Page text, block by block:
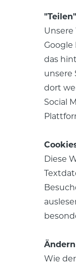
das
unsere
dort
Social
Diese
Wie